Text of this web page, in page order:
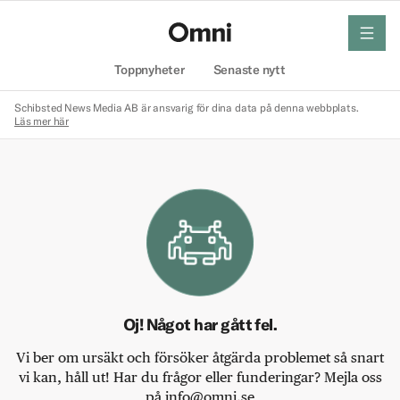
Toppnyheter Senaste nytt
meny
Schibsted News Media AB är ansvarig för dina data på denna webbplats.
Läs mer här
Oj! Något har gått fel.
Vi ber om ursäkt och försöker åtgärda problemet så snart
vi kan, håll ut! Har du frågor eller funderingar? Mejla oss